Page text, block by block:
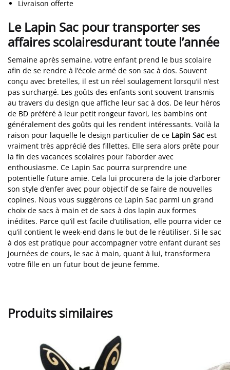
Livraison offerte
Le Lapin Sac pour transporter ses
affaires scolairesdurant toute l’année
Semaine après semaine, votre enfant prend le bus scolaire
afin de se rendre à l’école armé de son sac à dos. Souvent
conçu avec bretelles, il est un réel soulagement lorsqu’il n’est
pas surchargé. Les goûts des enfants sont souvent transmis
au travers du design que affiche leur sac à dos. De leur héros
de BD préféré à leur petit rongeur favori, les bambins ont
généralement des goûts qui les rendent intéressants. Voilà la
raison pour laquelle le design particulier de ce Lapin Sac est
vraiment très apprécié des fillettes. Elle sera alors prête pour
la fin des vacances scolaires pour l’aborder avec
enthousiasme. Ce Lapin Sac pourra surprendre une
potentielle future amie. Cela lui procurera de la joie d’arborer
son style d’enfer avec pour objectif de se faire de nouvelles
copines. Nous vous suggérons ce Lapin Sac parmi un grand
choix de sacs à main et de sacs à dos lapin aux formes
inédites. Parce qu’il est facile d’utilisation, elle pourra vider ce
qu’il contient le week-end dans le but de le réutiliser. Si le sac
à dos est pratique pour accompagner votre enfant durant ses
journées de cours, le sac à main, quant à lui, transformera
votre fille en un futur bout de jeune femme.
Produits similaires